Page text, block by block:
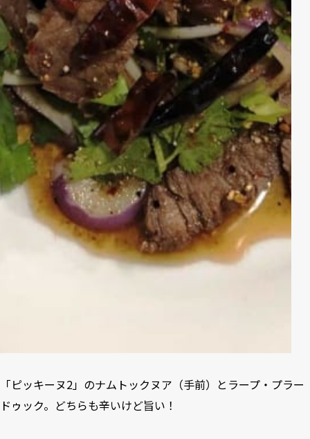
「ピッキーヌ2」のナムトックヌア（手前）とラープ・プラー
ドゥック。どちらも辛いけど旨い！